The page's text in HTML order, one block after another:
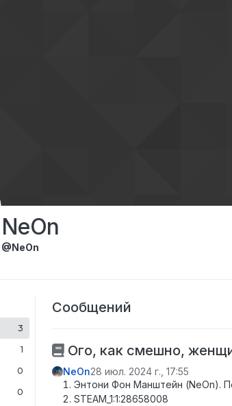
NeOn
@NeOn
3
1
0
0
Сообщений
Ого, как смешно,
NeOn28 июл. 2024 г., 17:55
Энтони Фон Манштейн (NeOn).
STEAM_1:1:28658008